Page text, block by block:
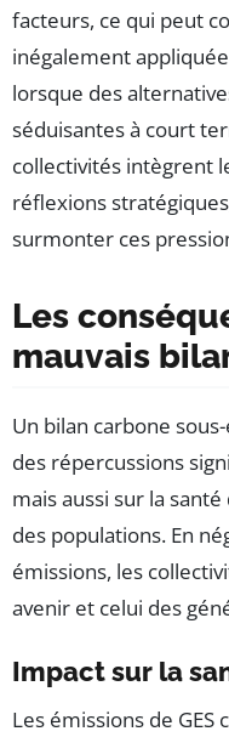
facteurs, ce qui peut
inégalement
lorsque des
séduisantes à court
collectivités intègrent
réflexions
surmonter ces
Les
mauvais
Un bilan carbone
des répercussions
mais aussi sur la
des populations. En
émissions, les
avenir et celui des
Impact sur la
Les émissions de